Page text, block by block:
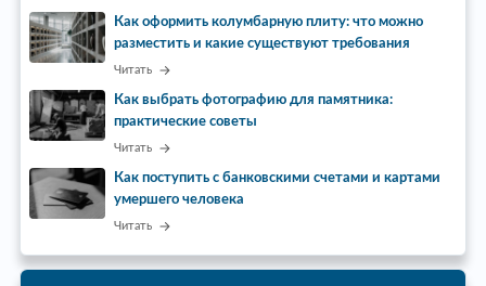
Как оформить колумбарную плиту: что можно
разместить и какие существуют требования
Читать
Как выбрать фотографию для памятника:
практические советы
Читать
Как поступить с банковскими счетами и картами
умершего человека
Читать